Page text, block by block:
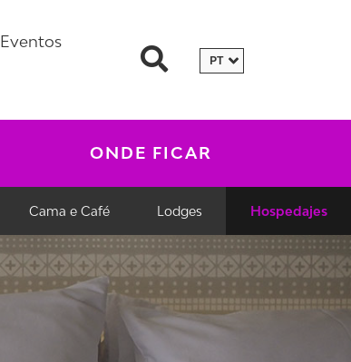
Eventos
ONDE FICAR
Cama e Café Lodges Hospedajes